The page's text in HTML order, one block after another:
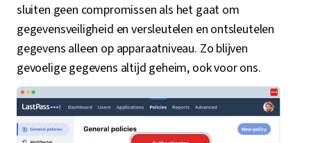
sluiten geen compromissen als het gaat om
gegevensveiligheid en versleutelen en ontsleutelen
gegevens alleen op apparaatniveau. Zo blijven
gevoelige gegevens altijd geheim, ook voor ons.